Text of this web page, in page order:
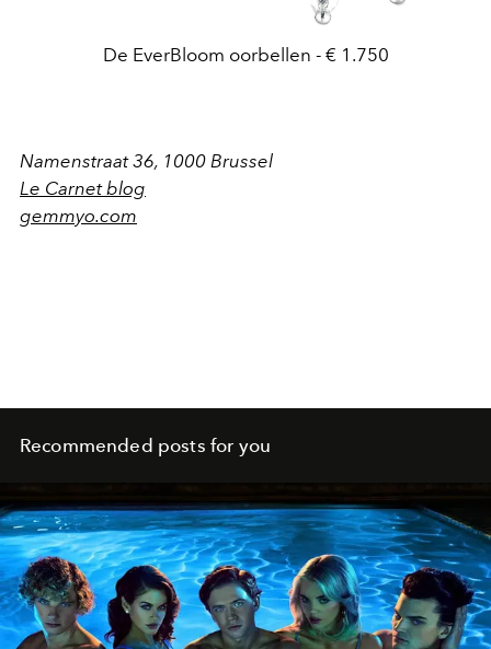
De EverBloom oorbellen - € 1.750
Namenstraat 36, 1000 Brussel
Le Carnet blog
gemmyo.com
Recommended posts for you